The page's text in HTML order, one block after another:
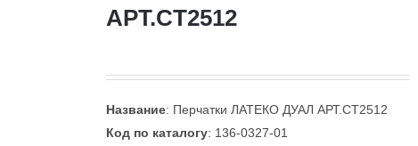
АРТ.CT2512
Название: Перчатки ЛАТЕКО ДУАЛ АРТ.CT2512
Код по каталогу: 136-0327-01